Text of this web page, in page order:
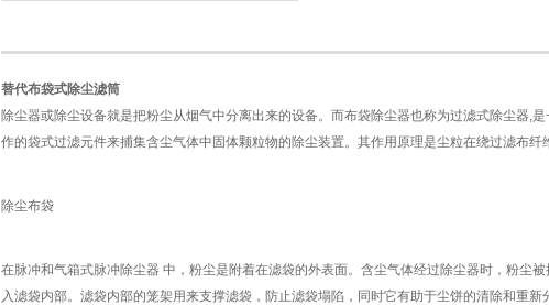
替代布袋式除尘滤筒
除尘器或除尘设备就是把粉尘从烟气中分离出来的设备。而布袋除尘器也称为过滤式除尘器,
作的袋式过滤元件来捕集含尘气体中固体颗粒物的除尘装置。其作用原理是尘粒在绕过滤布纤
除尘布袋
在脉冲和气箱式脉冲除尘器 中，粉尘是附着在滤袋的外表面。含尘气体经过除尘器时，粉尘
入滤袋内部。滤袋内部的笼架用来支撑滤袋，防止滤袋塌陷，同时它有助于尘饼的清除和重新